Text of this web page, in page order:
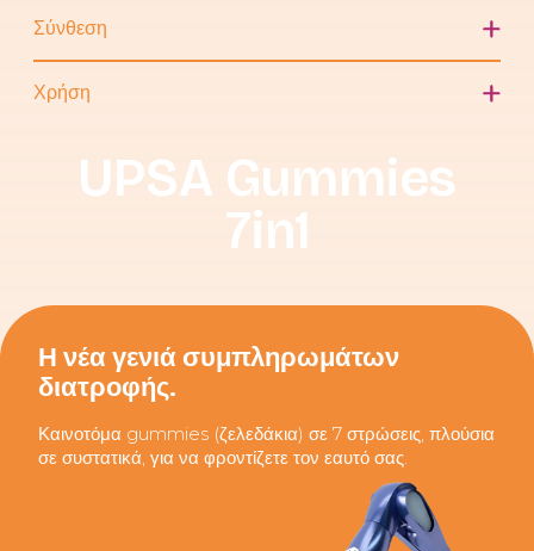
Σύνθεση
Χρήση
UPSA Gummies
7in1
Η νέα γενιά συμπληρωμάτων
διατροφής.
Καινοτόμα gummies (ζελεδάκια) σε 7 στρώσεις, πλούσια
σε συστατικά, για να φροντίζετε τον εαυτό σας.